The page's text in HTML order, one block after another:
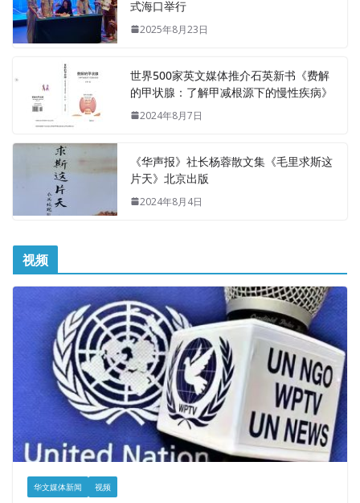
式海口举行
2025年8月23日
世界500家英文媒体推介石英新书《费解
的甲状腺：了解甲减根源下的慢性疾病》
2024年8月7日
《华声报》社长杨蓉散文集《毛里求斯这
片天》北京出版
2024年8月4日
视频
华文媒体新闻 视频